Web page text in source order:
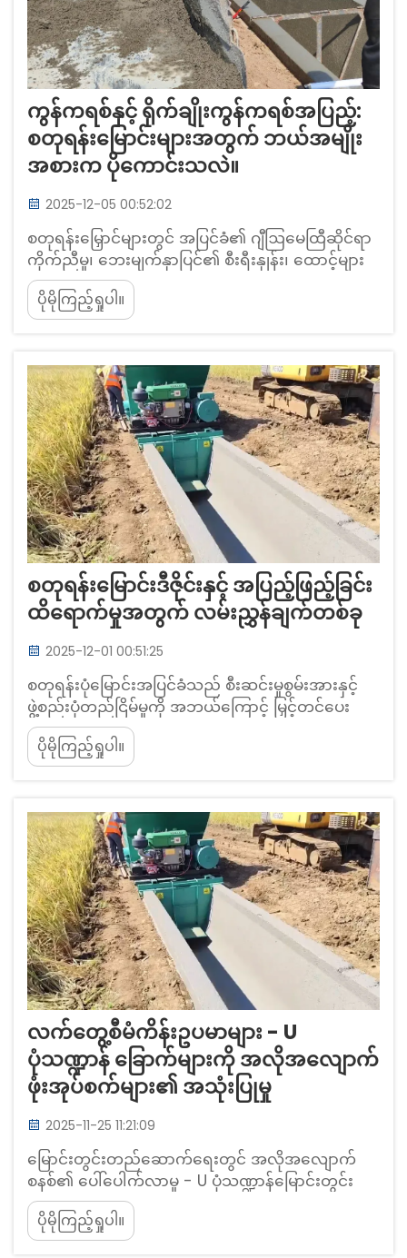
ကွန်ကရစ်နှင့် ရိုက်ချိုးကွန်ကရစ်အပြည့်:
စတုရန်းမြောင်းများအတွက် ဘယ်အမျိုး
အစားက ပိုကောင်းသလဲ။
2025-12-05 00:52:02
စတုရန်းမြှောင်များတွင် အပြင်ခံ၏ ဂျီဩမေထြီဆိုင်ရာ
ကိုက်ညီမှု၊ ဘေးမျက်နှာပြင်၏ စီးရီးနှုန်း၊ ထောင့်များ
နှင့် မျက်နှာပြင်မဟုတ်သော ဆက်သွယ်မှုများ။ စတုရန်း
ပုံမြှောင်များ၏ ဂျီဩမေထြီသည် အင်ဂျင်နီယာများ
အတွက် ပြဿနာများစွာကို ဖြစ်ပေါ်စေသည်။ စီးရီး
ပိုမိုကြည့်ရှုပါ။
စတုရန်းမြောင်းဒီဇိုင်းနှင့် အပြည့်ဖြည့်ခြင်း
ထိရောက်မှုအတွက် လမ်းညွှန်ချက်တစ်ခု
2025-12-01 00:51:25
စတုရန်းပုံမြောင်းအပြင်ခံသည် စီးဆင်းမှုစွမ်းအားနှင့်
ဖွဲ့စည်းပုံတည်ငြိမ်မှုကို အဘယ်ကြောင့် မြှင့်တင်ပေး
သနည်း။ ဧရိယာ၊ စိုစွတ်သောပတ်လည်နှင့် ဟိုက်ဒရော
လစ်ရေဒီးယပ်စ် အမြှောက်တင်ခြင်းတို့ကို
အကျိုးကျေးဇူးပေးသော ဂျီဩမေထြီ။ မြောင်းများတွင်
များသည် အင်မတန် အကျိုးကျေးဇူးများ ပေးစွမ်းနိုင်
ပါသည်...
ပိုမိုကြည့်ရှုပါ။
လက်တွေ့စီမံကိန်းဥပမာများ - U
ပုံသဏ္ဍာန် ခြောက်များကို အလိုအလျောက်
ဖုံးအုပ်စက်များ၏ အသုံးပြုမှု
2025-11-25 11:21:09
မြောင်းတွင်းတည်ဆောက်ရေးတွင် အလိုအလျောက်
စနစ်၏ ပေါ်ပေါက်လာမှု - U ပုံသဏ္ဍာန်မြောင်းတွင်း
အခေါ်ယူမှုစက်များသည် ရေပေးဝေရေးစနစ်အခြေခံ
အဆောက်အအုံများကို ပြောင်းလဲနေခြင်း၊ ခေတ်မီ
ရေပေးဝေရေးစနစ်များတွင် အလိုအလျောက်မြောင်း
ပိုမိုကြည့်ရှုပါ။